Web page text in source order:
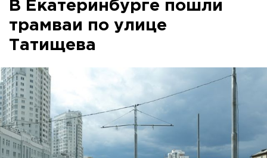
В Екатеринбурге пошли
трамваи по улице
Татищева